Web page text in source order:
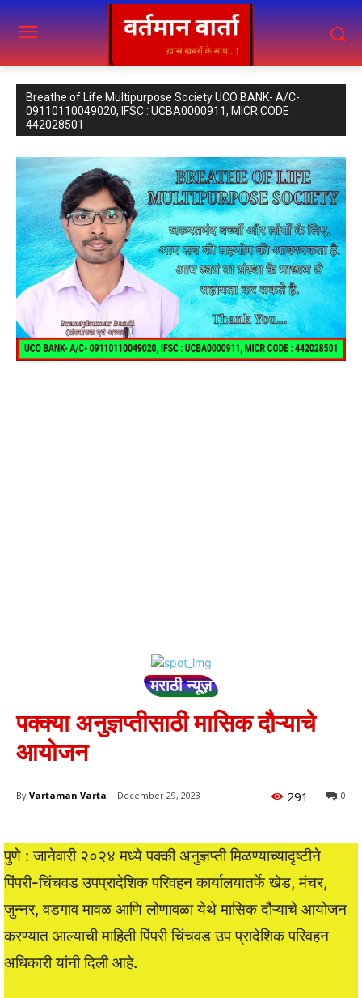
Breathe of Life Multipurpose Society UCO BANK- A/C-
09110110049020, IFSC : UCBA0000911, MICR CODE :
442028501
मराठी न्यूज़
पक्क्या अनुज्ञप्तीसाठी मासिक दौऱ्याचे
आयोजन
By Vartaman Varta December 29, 2023 0
291
पुणे : जानेवारी २०२४ मध्ये पक्की अनुज्ञप्ती मिळण्याच्यादृष्टीने
पिंपरी-चिंचवड उपप्रादेशिक परिवहन कार्यालयातर्फे खेड, मंचर,
जुन्नर, वडगाव मावळ आणि लोणावळा येथे मासिक दौऱ्याचे आयोजन
करण्यात आल्याची माहिती पिंपरी चिंचवड उप प्रादेशिक परिवहन
अधिकारी यांनी दिली आहे.